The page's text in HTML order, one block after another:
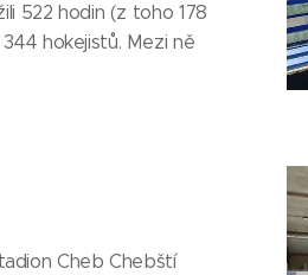
522 hodin (z toho 178
hokejistů. Mezi ně
Cheb Chebští